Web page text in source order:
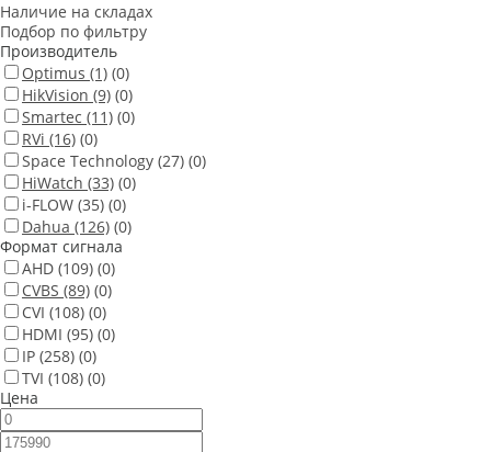
Наличие на складах
Подбор по фильтру
Производитель
Optimus (1) (0)
HikVision (9) (0)
Smartec (11) (0)
RVi (16) (0)
Space Technology (27) (0)
HiWatch (33) (0)
i-FLOW (35) (0)
Dahua (126) (0)
Формат сигнала
AHD (109) (0)
CVBS (89) (0)
CVI (108) (0)
HDMI (95) (0)
IP (258) (0)
TVI (108) (0)
Цена